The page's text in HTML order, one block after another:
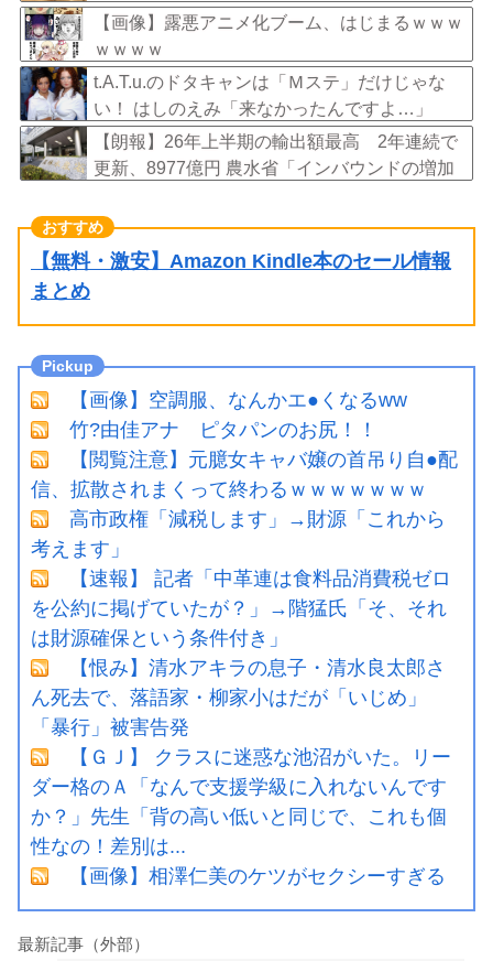
【画像】露悪アニメ化ブーム、はじまるｗｗｗ
ｗｗｗｗ
t.A.T.u.のドタキャンは「Ｍステ」だけじゃな
い！ はしのえみ「来なかったんですよ…」
【朗報】26年上半期の輸出額最高 2年連続で
更新、8977億円 農水省「インバウンドの増加
【無料・激安】Amazon Kindle本のセール情報
まとめ
【画像】空調服、なんかエ●くなるww
竹?由佳アナ ピタパンのお尻！！
【閲覧注意】元臆女キャバ嬢の首吊り自●配
信、拡散されまくって終わるｗｗｗｗｗｗｗ
高市政権「減税します」→財源「これから
考えます」
【速報】 記者「中革連は食料品消費税ゼロ
を公約に掲げていたが？」→階猛氏「そ、それ
は財源確保という条件付き」
【恨み】清水アキラの息子・清水良太郎さ
ん死去で、落語家・柳家小はだが「いじめ」
「暴行」被害告発
【ＧＪ】 クラスに迷惑な池沼がいた。リー
ダー格のＡ「なんで支援学級に入れないんです
か？」先生「背の高い低いと同じで、これも個
性なの！差別は...
【画像】相澤仁美のケツがセクシーすぎる
最新記事（外部）